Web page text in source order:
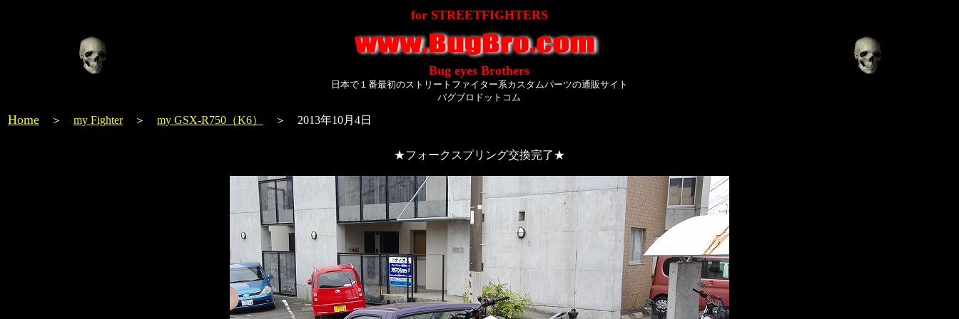
for STREETFIGHTERS
Bug eyes Brothers
日本で１番最初のストリートファイター系カスタムパーツの通販サイト
バグブロドットコム
Home ＞ my Fighter＞ my GSX-R750（K6） ＞ 2013年10月4日
★フォークスプリング交換完了★